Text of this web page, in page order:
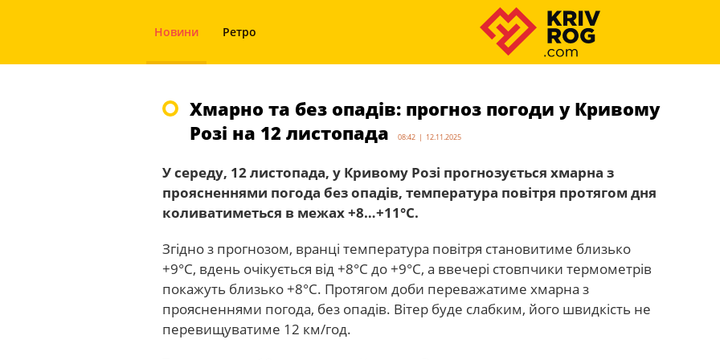
Новини Ретро
Хмарно та без опадів: прогноз погоди у Кривому
Розі на 12 листопада
08:42 | 12.11.2025
У середу, 12 листопада, у Кривому Розі прогнозується хмарна з
проясненнями погода без опадів, температура повітря протягом дня
коливатиметься в межах +8…+11°С.
Згідно з прогнозом, вранці температура повітря становитиме близько
+9°С, вдень очікується від +8°С до +9°С, а ввечері стовпчики термометрів
покажуть близько +8°С. Протягом доби переважатиме хмарна з
проясненнями погода, без опадів. Вітер буде слабким, його швидкість не
перевищуватиме 12 км/год.